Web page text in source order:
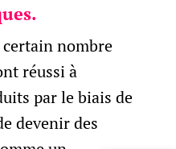
nombre
réussi à
par le biais de
devenir des